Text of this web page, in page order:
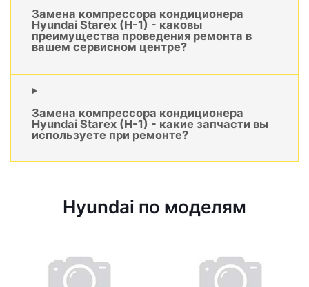
Замена компрессора кондиционера
Hyundai Starex (H-1) - каковы
преимущества проведения ремонта в
вашем сервисном центре?
Замена компрессора кондиционера
Hyundai Starex (H-1) - какие запчасти вы
используете при ремонте?
Hyundai по моделям